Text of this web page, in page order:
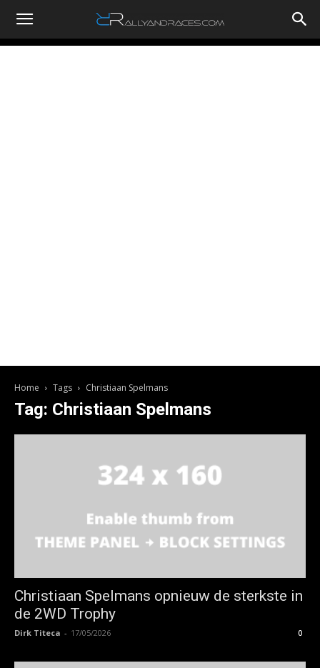
RallyandRaces.com
Home Tags Christiaan Spelmans
Tag: Christiaan Spelmans
Christiaan Spelmans opnieuw de sterkste in
de 2WD Trophy
Dirk Titeca - 17/05/2026 0